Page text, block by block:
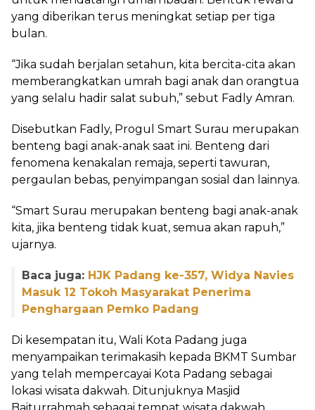
yang diberikan terus meningkat setiap per tiga
bulan.
“Jika sudah berjalan setahun, kita bercita-cita akan
memberangkatkan umrah bagi anak dan orangtua
yang selalu hadir salat subuh,” sebut Fadly Amran.
Disebutkan Fadly, Progul Smart Surau merupakan
benteng bagi anak-anak saat ini. Benteng dari
fenomena kenakalan remaja, seperti tawuran,
pergaulan bebas, penyimpangan sosial dan lainnya.
“Smart Surau merupakan benteng bagi anak-anak
kita, jika benteng tidak kuat, semua akan rapuh,”
ujarnya.
Baca juga: HJK Padang ke-357, Widya Navies
Masuk 12 Tokoh Masyarakat Penerima
Penghargaan Pemko Padang
Di kesempatan itu, Wali Kota Padang juga
menyampaikan terimakasih kepada BKMT Sumbar
yang telah mempercayai Kota Padang sebagai
lokasi wisata dakwah. Ditunjuknya Masjid